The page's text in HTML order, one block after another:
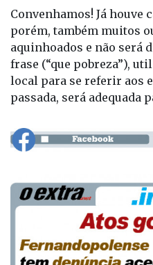
Convenhamos! Já houve
porém, também muitos
aquinhoados e não será
frase (“que pobreza”),
local para se referir aos
passada, será adequada